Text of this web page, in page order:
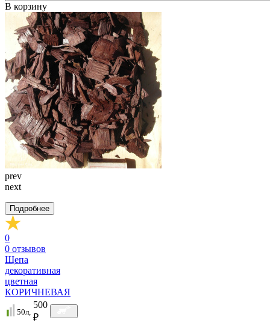
В корзину
prev
next
Подробнее
0
0 отзывов
Щепа
декоративная
цветная
КОРИЧНЕВАЯ
50л,
500
₽